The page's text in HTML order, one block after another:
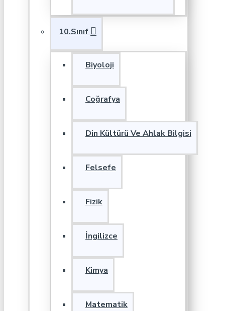
10.Sınıf
Biyoloji
Coğrafya
Din Kültürü Ve Ahlak Bilgisi
Felsefe
Fizik
İngilizce
Kimya
Matematik